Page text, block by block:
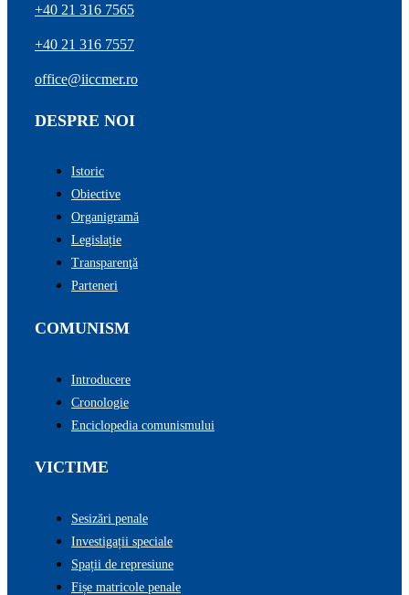
+40 21 316 7565
+40 21 316 7557
office@iiccmer.ro
DESPRE NOI
Istoric
Obiective
Organigramă
Legislație
Transparenţă
Parteneri
COMUNISM
Introducere
Cronologie
Enciclopedia comunismului
VICTIME
Sesizări penale
Investigații speciale
Spații de represiune
Fișe matricole penale